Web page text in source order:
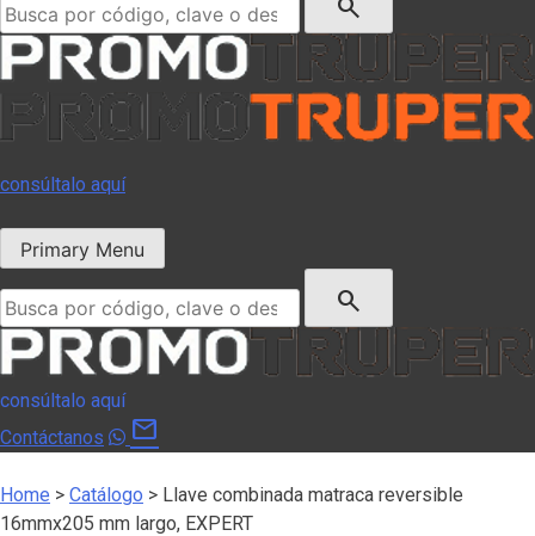
consúltalo aquí
Primary Menu
search
consúltalo aquí
Contáctanos
mail
Home > Catálogo > Llave combinada matraca reversible
16mmx205 mm largo, EXPERT